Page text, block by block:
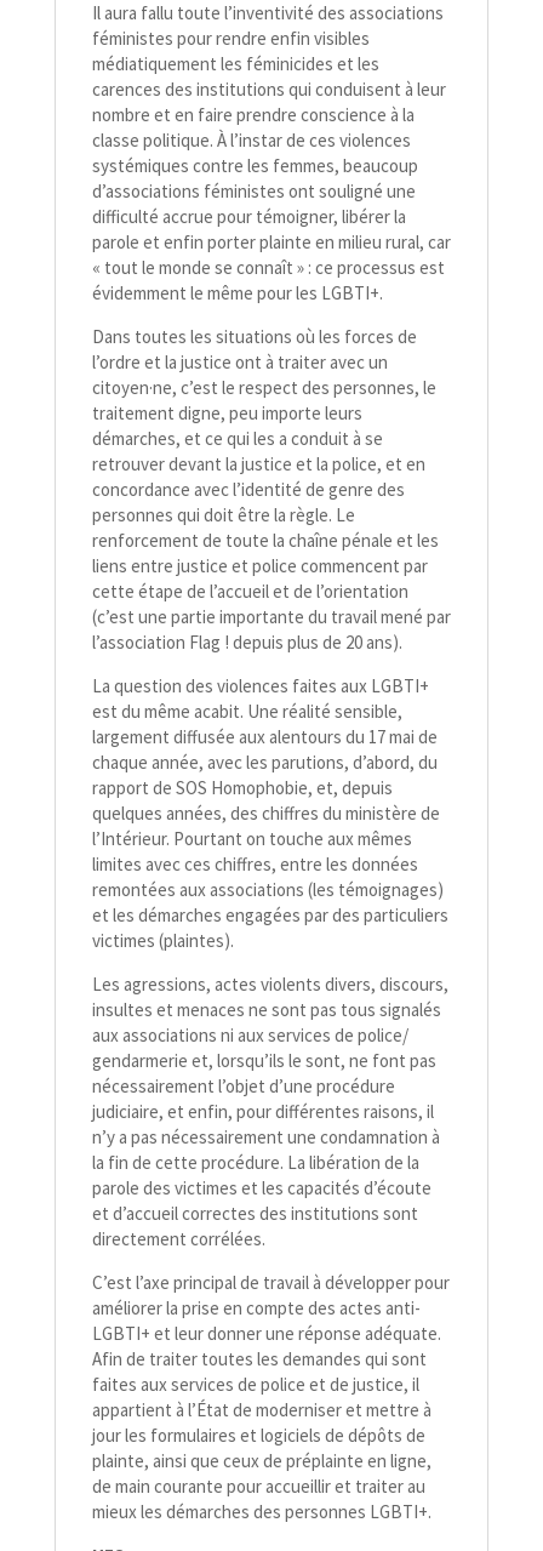
Il aura fallu toute l’inventivité des associations
féministes pour rendre enfin visibles
médiatiquement les féminicides et les
carences des institutions qui conduisent à leur
nombre et en faire prendre conscience à la
classe politique. À l’instar de ces violences
systémiques contre les femmes, beaucoup
d’associations féministes ont souligné une
difficulté accrue pour témoigner, libérer la
parole et enfin porter plainte en milieu rural, car
« tout le monde se connaît » : ce processus est
évidemment le même pour les LGBTI+.
Dans toutes les situations où les forces de
l’ordre et la justice ont à traiter avec un
citoyen·ne, c’est le respect des personnes, le
traitement digne, peu importe leurs
démarches, et ce qui les a conduit à se
retrouver devant la justice et la police, et en
concordance avec l’identité de genre des
personnes qui doit être la règle. Le
renforcement de toute la chaîne pénale et les
liens entre justice et police commencent par
cette étape de l’accueil et de l’orientation
(c’est une partie importante du travail mené par
l’association Flag ! depuis plus de 20 ans).
La question des violences faites aux LGBTI+
est du même acabit. Une réalité sensible,
largement diffusée aux alentours du 17 mai de
chaque année, avec les parutions, d’abord, du
rapport de SOS Homophobie, et, depuis
quelques années, des chiffres du ministère de
l’Intérieur. Pourtant on touche aux mêmes
limites avec ces chiffres, entre les données
remontées aux associations (les témoignages)
et les démarches engagées par des particuliers
victimes (plaintes).
Les agressions, actes violents divers, discours,
insultes et menaces ne sont pas tous signalés
aux associations ni aux services de police/​
gendarmerie et, lorsqu’ils le sont, ne font pas
nécessairement l’objet d’une procédure
judiciaire, et enfin, pour différentes raisons, il
n’y a pas nécessairement une condamnation à
la fin de cette procédure. La libération de la
parole des victimes et les capacités d’écoute
et d’accueil correctes des institutions sont
directement corrélées.
C’est l’axe principal de travail à développer pour
améliorer la prise en compte des actes anti-​
LGBTI+ et leur donner une réponse adéquate.
Afin de traiter toutes les demandes qui sont
faites aux services de police et de justice, il
appartient à l’État de moderniser et mettre à
jour les formulaires et logiciels de dépôts de
plainte, ainsi que ceux de préplainte en ligne,
de main courante pour accueillir et traiter au
mieux les démarches des personnes LGBTI+.